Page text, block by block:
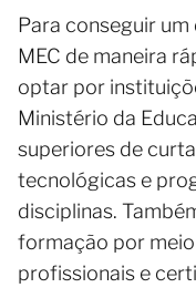
Para conseguir
MEC de maneira
optar por
Ministério da
superiores de
tecnológicas e
disciplinas.
formação por
profissionais e